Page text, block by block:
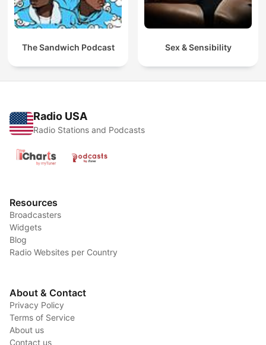
The Sandwich Podcast Sex & Sensibility
Radio USA
Radio Stations and Podcasts
Resources
Broadcasters
Widgets
Blog
Radio Websites per Country
About & Contact
Privacy Policy
Terms of Service
About us
Contact us